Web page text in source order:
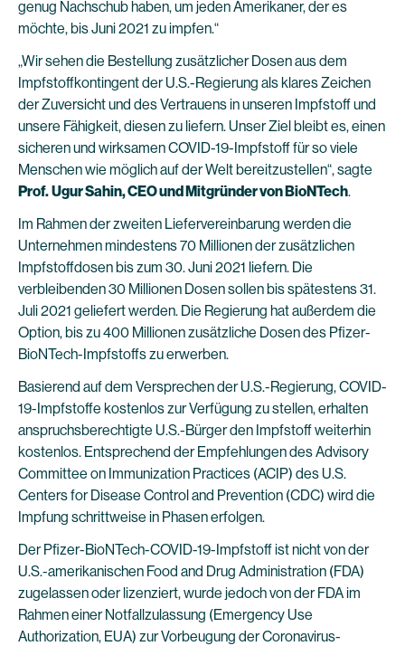
genug Nachschub haben, um jeden Amerikaner, der es
möchte, bis Juni 2021 zu impfen.“
„Wir sehen die Bestellung zusätzlicher Dosen aus dem
Impfstoffkontingent der U.S.-Regierung als klares Zeichen
der Zuversicht und des Vertrauens in unseren Impfstoff und
unsere Fähigkeit, diesen zu liefern. Unser Ziel bleibt es, einen
sicheren und wirksamen COVID-19-Impfstoff für so viele
Menschen wie möglich auf der Welt bereitzustellen“, sagte
Prof.Ugur Sahin, CEO und Mitgründer von BioNTech.
Im Rahmen der zweiten Liefervereinbarung werden die
Unternehmen mindestens 70 Millionen der zusätzlichen
Impfstoffdosen bis zum 30. Juni 2021 liefern. Die
verbleibenden 30 Millionen Dosen sollen bis spätestens 31.
Juli 2021 geliefert werden. Die Regierung hat außerdem die
Option, bis zu 400 Millionen zusätzliche Dosen des Pfizer-
BioNTech-Impfstoffs zu erwerben.
Basierend auf dem Versprechen der U.S.-Regierung, COVID-
19-Impfstoffe kostenlos zur Verfügung zu stellen, erhalten
anspruchsberechtigte U.S.-Bürger den Impfstoff weiterhin
kostenlos. Entsprechend der Empfehlungen des Advisory
Committee on Immunization Practices (ACIP) des U.S.
Centers for Disease Control and Prevention (CDC) wird die
Impfung schrittweise in Phasen erfolgen.
Der Pfizer-BioNTech-COVID-19-Impfstoff ist nicht von der
U.S.-amerikanischen Food and Drug Administration (FDA)
zugelassen oder lizenziert, wurde jedoch von der FDA im
Rahmen einer Notfallzulassung (Emergency Use
Authorization, EUA) zur Vorbeugung der Coronavirus-